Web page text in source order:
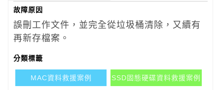
故障原因
誤刪工作文件，並完全從垃圾桶清除，又續有
再新存檔案。
分類標籤
MAC資料救援案例 SSD固態硬碟資料救援案例